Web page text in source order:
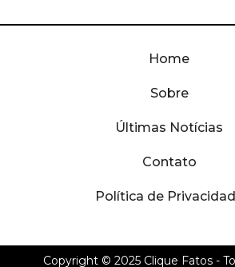
Home
Sobre
Últimas Notícias
Contato
Política de
Copyright © 2025 Clique Fatos-